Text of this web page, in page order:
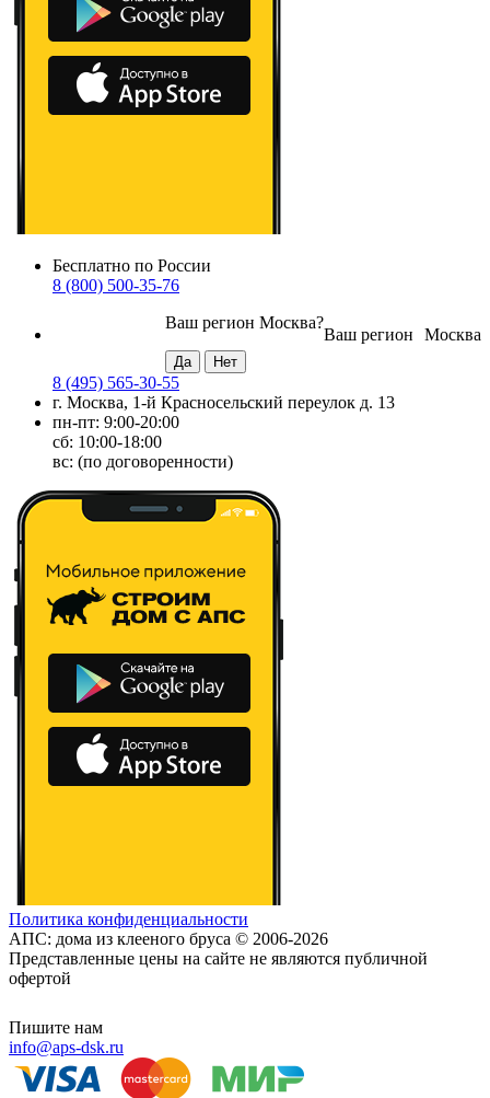
Бесплатно по России
8 (800) 500-35-76
Москва
Ваш регион
Ваш регион Москва?
8 (495) 565-30-55
г. Москва, 1-й Красносельский переулок д. 13
пн-пт: 9:00-20:00
сб: 10:00-18:00
вс: (по договоренности)
Политика конфиденциальности
АПС: дома из клееного бруса © 2006-2026
Представленные цены на сайте не являются публичной
офертой
Пишите нам
info@aps-dsk.ru